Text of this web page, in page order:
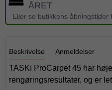
ÅRET
Eller se butikkens åbningstider
Beskrivelse Anmeldelser
TASKI ProCarpet 45 har
rengøringsresultater, og er